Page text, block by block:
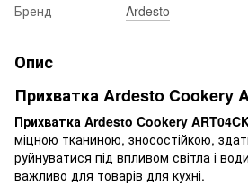
Бренд
Ardesto
Опис
Прихватка Ardesto Cookery
Прихватка Ardesto Cookery
міцною тканиною, зносостійкою,
руйнуватися під впливом світла і
важливо для товарів для кухні.